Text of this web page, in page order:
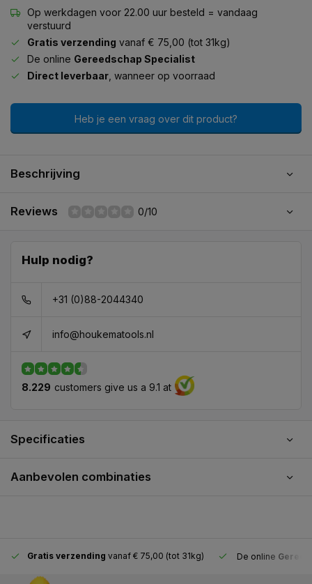
Op werkdagen voor 22.00 uur besteld = vandaag
verstuurd
Gratis verzending vanaf € 75,00 (tot 31kg)
De online Gereedschap Specialist
Direct leverbaar , wanneer op voorraad
Heb je een vraag over dit product?
Beschrijving
Reviews 0/10
Hulp nodig?
+31 (0)88-2044340
info@houkematools.nl
8.229 customers give us a 9.1 at
Specificaties
Aanbevolen combinaties
Gratis verzending vanaf € 75,00 (tot 31kg) De online